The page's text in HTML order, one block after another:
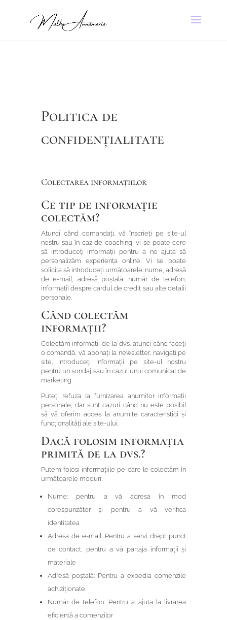
Politica de
confidențialitate
Colectarea informațiilor
Ce tip de informație
colectăm?
Atunci când comandați, vă înscrieți pe site-ul
nostru sau în caz de coaching, vi se poate cere
să introduceți informații pentru a ne ajuta să
personalizăm experiența online.
Vi se poate
solicita să introduceți următoarele: nume, adresă
de e-mail, adresă poștală, număr de telefon,
informații despre cardul de credit sau alte detalii
personale.
Când colectăm
informații?
Colectăm informații de la dvs. atunci când faceți
o comandă, vă abonați la newsletter, navigați pe
site, introduceți informații pe site-ul nostru
pentru un sondaj sau în cazul unui comunicat de
marketing.
Puteți refuza la furnizarea anumitor informații
personale, dar sunt cazuri când nu este posibil
să vă oferim acces la anumite caracteristici și
funcționalități ale site-ului.
Dacă folosim informația
primită de la dvs.?
Putem folosi informațiile pe care le colectăm în
următoarele moduri:
Nume: pentru a vă adresa în mod
corespunzător și pentru a vă verifica
identitatea
Adresa de e-mail: Pentru a servi drept punct
de contact, pentru a vă partaja informații și
materiale
Adresă poștală: Pentru a expedia comenzile
achiziționate
Număr de telefon: Pentru a ajuta la livrarea
eficientă a comenzilor